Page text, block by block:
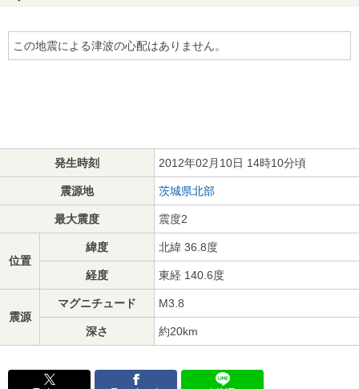
この地震による津波の心配はありません。
発生時刻 2012年02月10日 14時10分頃
震源地 茨城県北部
最大震度 震度2
位置
緯度 北緯 36.8度
経度 東経 140.6度
震源
マグニチュード M3.8
深さ 約20km